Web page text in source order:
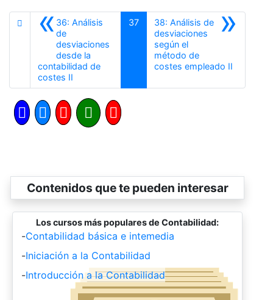
«36: Análisis
de
desviaciones
desde la
contabilidad de
costes II
37 »
38: Análisis de
desviaciones
según el
método de
costes empleado II
Contenidos que te pueden interesar
Los cursos más populares de Contabilidad:
-Contabilidad básica e intemedia
-Iniciación a la Contabilidad
-Introducción a la Contabilidad